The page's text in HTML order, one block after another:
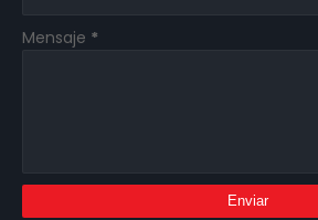
Mensaje *